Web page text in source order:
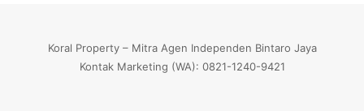
Koral Property – Mitra Agen Independen Bintaro Jaya
Kontak Marketing (WA): 0821-1240-9421